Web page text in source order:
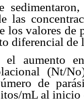
las
los valores de
diferencial de
el aumento
(Nt/
de
mL al